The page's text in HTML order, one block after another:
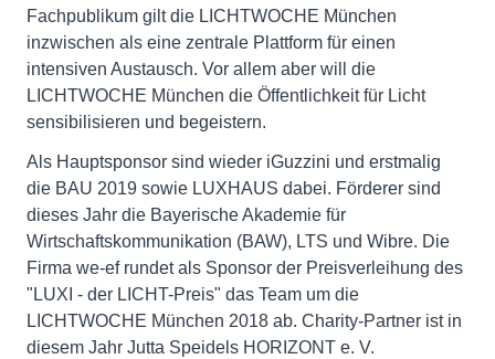
Fachpublikum gilt die LICHTWOCHE München
inzwischen als eine zentrale Plattform für einen
intensiven Austausch. Vor allem aber will die
LICHTWOCHE München die Öffentlichkeit für Licht
sensibilisieren und begeistern.
Als Hauptsponsor sind wieder iGuzzini und erstmalig
die BAU 2019 sowie LUXHAUS dabei. Förderer sind
dieses Jahr die Bayerische Akademie für
Wirtschaftskommunikation (BAW), LTS und Wibre. Die
Firma we-ef rundet als Sponsor der Preisverleihung des
"LUXI - der LICHT-Preis" das Team um die
LICHTWOCHE München 2018 ab. Charity-Partner ist in
diesem Jahr Jutta Speidels HORIZONT e. V.